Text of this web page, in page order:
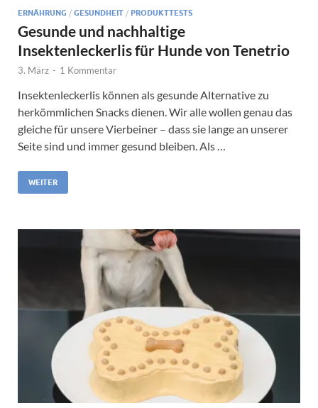
ERNÄHRUNG / GESUNDHEIT / PRODUKTTESTS
Gesunde und nachhaltige
Insektenleckerlis für Hunde von Tenetrio
3. März - 1 Kommentar
Insektenleckerlis können als gesunde Alternative zu
herkömmlichen Snacks dienen. Wir alle wollen genau das
gleiche für unsere Vierbeiner – dass sie lange an unserer
Seite sind und immer gesund bleiben. Als …
WEITER